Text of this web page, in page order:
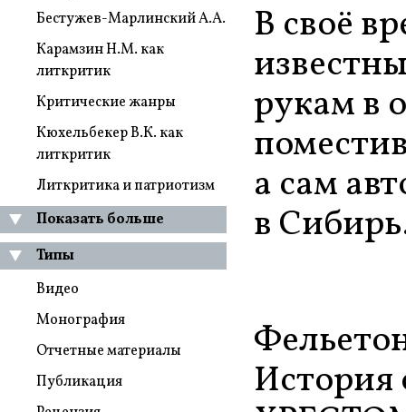
Бестужев-Марлинский А.А.
Карамзин Н.М. как
литкритик
Критические жанры
Кюхельбекер В.К. как
литкритик
Литкритика и патриотизм
Показать больше
Типы
Видео
Монография
Отчетные материалы
Публикация
В своё
рукам в
а сам
в
История